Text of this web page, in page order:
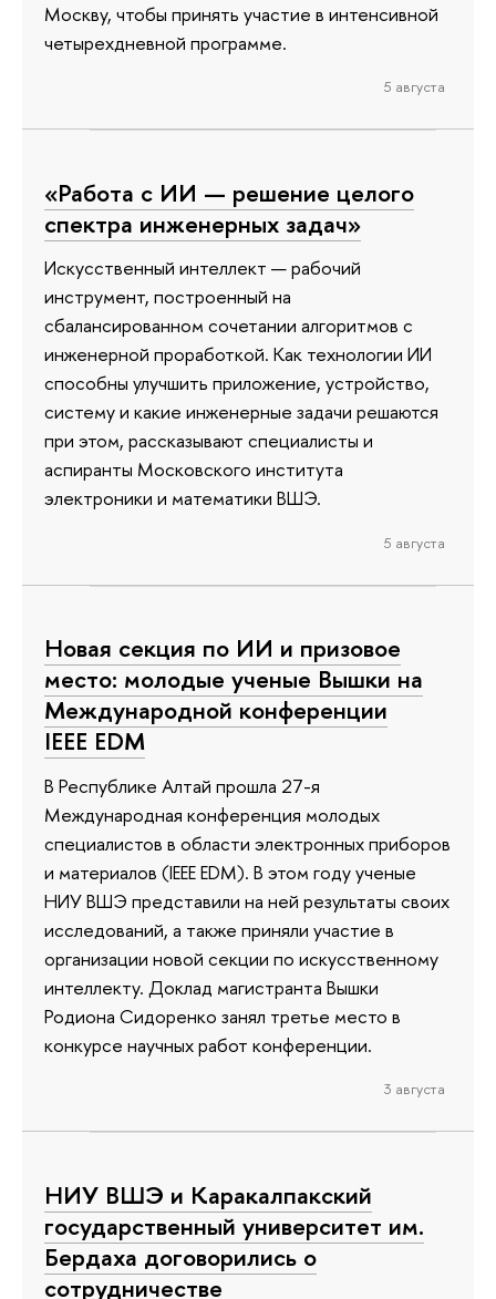
Москву, чтобы принять участие в интенсивной
четырехдневной программе.
5 августа
«Работа с ИИ — решение целого
спектра инженерных задач»
Искусственный интеллект — рабочий
инструмент, построенный на
сбалансированном сочетании алгоритмов с
инженерной проработкой. Как технологии ИИ
способны улучшить приложение, устройство,
систему и какие инженерные задачи решаются
при этом, рассказывают специалисты и
аспиранты Московского института
электроники и математики ВШЭ.
5 августа
Новая секция по ИИ и призовое
место: молодые ученые Вышки на
Международной конференции
IEEE EDM
В Республике Алтай прошла 27-я
Международная конференция молодых
специалистов в области электронных приборов
и материалов (IEEE EDM). В этом году ученые
НИУ ВШЭ представили на ней результаты своих
исследований, а также приняли участие в
организации новой секции по искусственному
интеллекту. Доклад магистранта Вышки
Родиона Сидоренко занял третье место в
конкурсе научных работ конференции.
3 августа
НИУ ВШЭ и Каракалпакский
государственный университет им.
Бердаха договорились о
сотрудничестве